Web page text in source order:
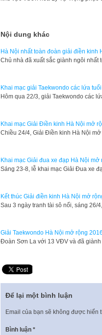
Nội dung khác
Hà Nội nhất toàn đoàn giải điền kinh
Chủ nhà đã xuất sắc giành ngôi
Khai mạc giải Taekwondo các lứa
Hôm qua 22/3, giải Taekwondo các
Khai mạc Giải Điền kinh Hà Nội mở
Chiều 24/4, Giải Điền kinh Hà Nội
Khai mạc Giải đua xe đạp Hà Nội
​Sáng 23-8, lễ khai mạc Giải Đua xe
Kết thúc Giải điền kinh Hà Nội mở
Sau 3 ngày tranh tài sô nổi, sáng
Giải Taekwondo Hà Nội mở rộng
Đoàn Sơn La với 13 VĐV và đã
Để lại một bình luận
Email của bạn sẽ không được hiển
Bình luận *